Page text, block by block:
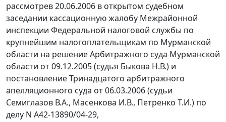
рассмотрев 20.06.2006 в открытом судебном
заседании кассационную жалобу Межрайонной
инспекции Федеральной налоговой службы по
крупнейшим налогоплательщикам по Мурманской
области на решение Арбитражного суда Мурманской
области от 09.12.2005 (судья Быкова Н.В.) и
постановление Тринадцатого арбитражного
апелляционного суда от 06.03.2006 (судьи
Семиглазов В.А., Масенкова И.В., Петренко Т.И.) по
делу N А42-13890/04-29,